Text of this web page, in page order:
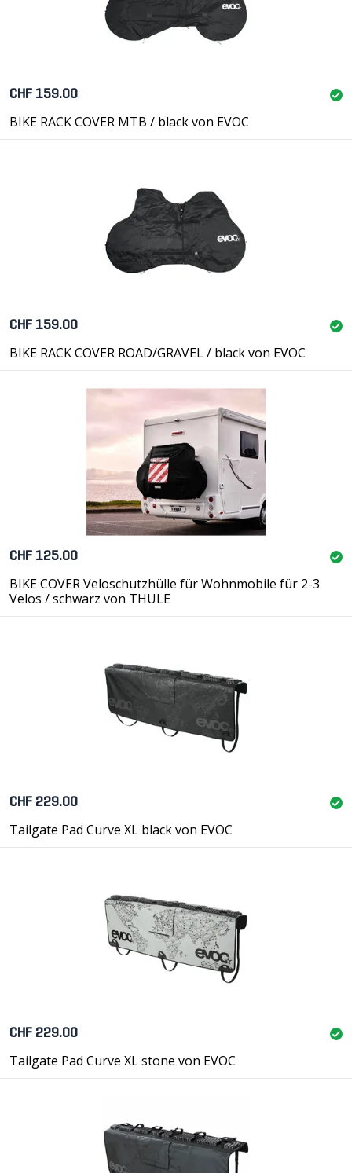
CHF 159.00
BIKE RACK COVER MTB / black von EVOC
CHF 159.00
BIKE RACK COVER ROAD/GRAVEL / black von EVOC
CHF 125.00
BIKE COVER Veloschutzhülle für Wohnmobile für 2-3
Velos / schwarz von THULE
CHF 229.00
Tailgate Pad Curve XL black von EVOC
CHF 229.00
Tailgate Pad Curve XL stone von EVOC